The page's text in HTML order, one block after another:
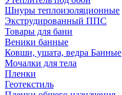
Шнуры теплоизоляционные
Экструдированный ППС
Товары для бани
Веники банные
Ковши, ушата, ведра Банные
Мочалки для тела
Пленки
Геотекстиль